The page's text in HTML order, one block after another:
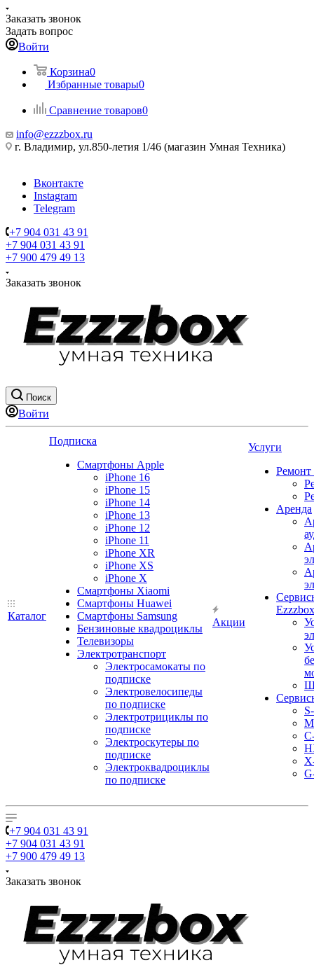
Заказать звонок
Задать вопрос
Войти
Корзина0
Избранные товары0
Сравнение товаров0
info@ezzzbox.ru
г. Владимир, ул.850-летия 1/46 (магазин Умная Техника)
Вконтакте
Instagram
Telegram
+7 904 031 43 91
+7 904 031 43 91
+7 900 479 49 13
Заказать звонок
Поиск
Войти
Каталог
Подписка
Смартфоны Apple
iPhone 16
iPhone 15
iPhone 14
iPhone 13
iPhone 12
iPhone 11
iPhone XR
iPhone XS
iPhone X
Смартфоны Xiaomi
Смартфоны Huawei
Смартфоны Samsung
Бензиновые квадроциклы
Телевизоры
Электротранспорт
Электросамокаты по
подписке
Электровелосипеды
по подписке
Электротрициклы по
подписке
Электроскутеры по
подписке
Электроквадроциклы
по подписке
Акции
Услуги
Ремонт
Аренда
Ezzzbox
+7 904 031 43 91
+7 904 031 43 91
+7 900 479 49 13
Заказать звонок